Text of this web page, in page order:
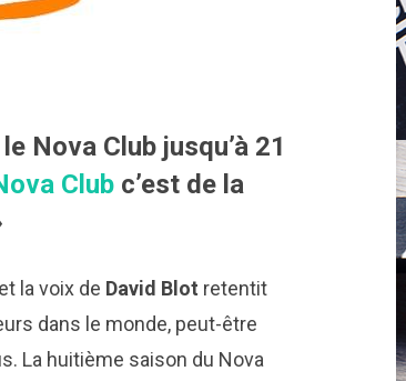
Nova Club jusqu’à 21
Clubc’est de la
la voix de David Blot retentit
dans le monde, peut-être
La huitième saison du Nova